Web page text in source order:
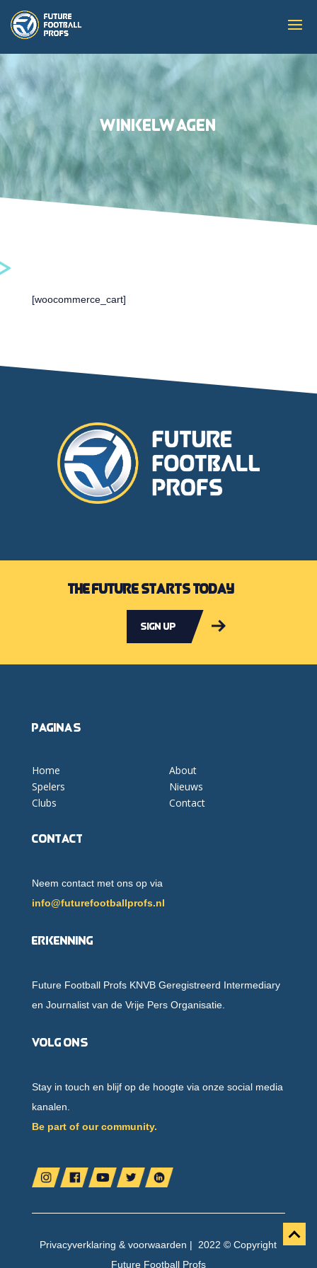
Winkelwagen
[woocommerce_cart]
The future starts today
Sign up
Pagina's
Home
Spelers
Clubs
About
Nieuws
Contact
Contact
Neem contact met ons op via
info@futurefootballprofs.nl
Erkenning
Future Football Profs KNVB Geregistreerd Intermediary
en Journalist van de Vrije Pers Organisatie.
Volg ons
Stay in touch en blijf op de hoogte via onze social media
kanalen.
Be part of our community.
Privacyverklaring &voorwaarden | 2022 © Copyright
Future Football Profs